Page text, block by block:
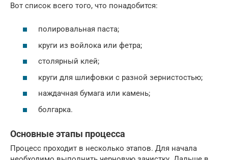
Вот список всего того, что понадобится:
полировальная паста;
круги из войлока или фетра;
столярный клей;
круги для шлифовки с разной зернистостью;
наждачная бумага или камень;
болгарка.
Основные этапы процесса
Процесс проходит в несколько этапов. Для начала